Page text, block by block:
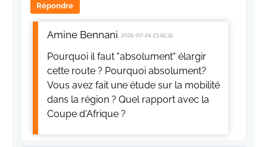
Répondre
Amine Bennani 2025-07-24 23:45:35
Pourquoi il faut "absolument" élargir
cette route ? Pourquoi absolument?
Vous avez fait une étude sur la mobilité
dans la région ? Quel rapport avec la
Coupe d'Afrique ?